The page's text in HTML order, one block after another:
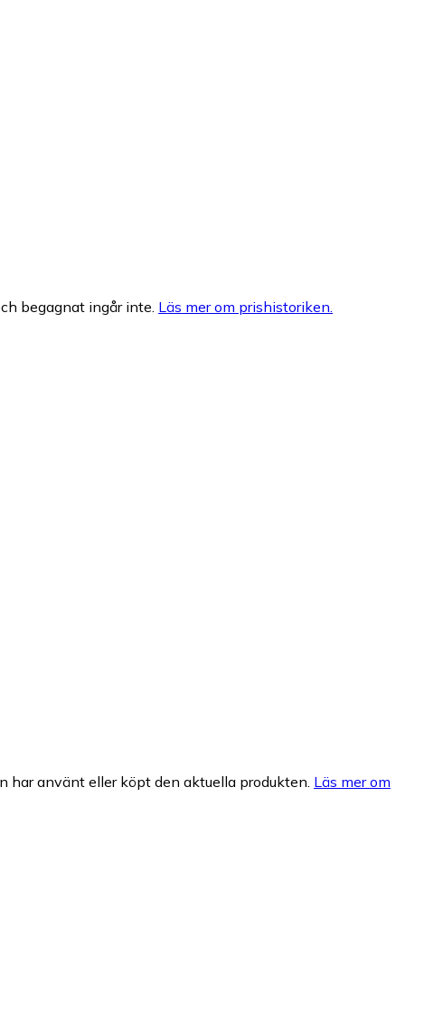
begagnat ingår inte. Läs mer om prishistoriken.
har använt eller köpt den aktuella produkten. Läs mer om